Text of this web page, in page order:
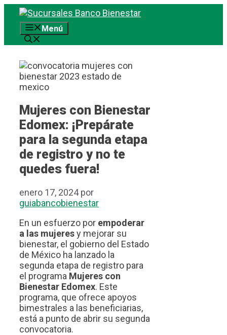
Saltar
contenidoMenú
Mujeres con Bienestar
Edomex: ¡Prepárate
para la segunda etapa
de registro y no te
quedes fuera!
enero 17, 2024 por
guiabancobienestar
En un esfuerzo por empoderar
a las mujeresy mejorar su
bienestar, el gobierno del Estado
de México ha lanzado la
segunda etapa de registro para
el programa Mujeres con
Bienestar Edomex. Este
programa, que ofrece apoyos
bimestrales a las beneficiarias,
está a punto de abrir su segunda
convocatoria.